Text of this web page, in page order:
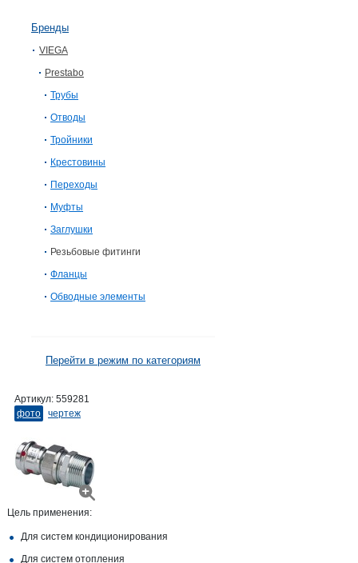
Бренды
VIEGA
Prestabo
Трубы
Отводы
Тройники
Крестовины
Переходы
Муфты
Заглушки
Резьбовые фитинги
Фланцы
Обводные элементы
Перейти в режим по категориям
Артикул: 559281
фото
чертеж
Цель применения:
Для систем кондиционирования
Для систем отопления